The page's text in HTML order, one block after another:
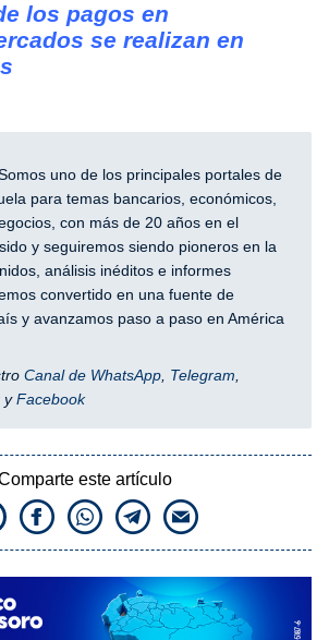
los pagos en
se realizan en
uno de los principales portales de
para temas bancarios, económicos,
con más de 20 años en el
y seguiremos siendo pioneros en la
análisis inéditos e informes
convertido en una fuente de
y avanzamos paso a paso en América
Canal de WhatsApp, Telegram,
yFacebook
este artículo